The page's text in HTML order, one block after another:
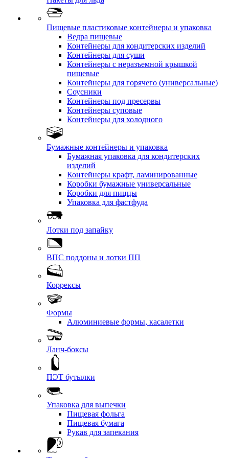
Пищевые пластиковые контейнеры и упаковка
Ведра пищевые
Контейнеры для кондитерских изделий
Контейнеры для суши
Контейнеры с неразъемной крышкой
пищевые
Контейнеры для горячего (универсальные)
Соусники
Контейнеры под пресервы
Контейнеры суповые
Контейнеры для холодного
Бумажные контейнеры и упаковка
Бумажная упаковка для кондитерских
изделий
Контейнеры крафт, ламинированные
Коробки бумажные универсальные
Коробки для пиццы
Упаковка для фастфуда
Лотки под запайку
ВПС поддоны и лотки ПП
Коррексы
Формы
Алюминиевые формы, касалетки
Ланч-боксы
ПЭТ бутылки
Упаковка для выпечки
Пищевая фольга
Пищевая бумага
Рукав для запекания